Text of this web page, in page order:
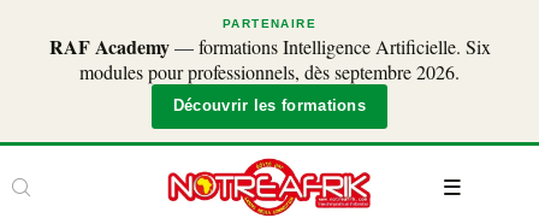
PARTENAIRE
RAF Academy— formations Intelligence Artificielle. Six
modules pour professionnels, dès septembre 2026.
Découvrir les formations